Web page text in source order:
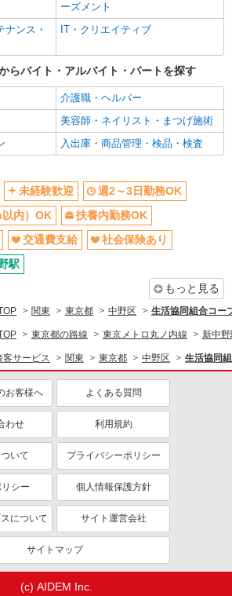
ライフ中野坂上店 東京都中野区中央1-36-3
ード842）
出し（商品陳列）
時給1,265円
ライフ東中野店 東京都中野区東中野3-9-7
詳細を見る
ド640）
ライフ南台店 東京都中野区南台2-51-7
詳細を見る
コード833）
カリー
時給1,235円以上
ライフ中野駅前店 東京都中野区中野5-33-13
詳細を見る
す
販売・接客サービス
す
週2～3日勤務OK
交通費支給
ーズメント
ナンス・
IT・クリエイティブ
らバイト・アルバイト・パートを探す
介護職・ヘルパー
美容師・ネイリスト・まつげ施術
入出庫・商品管理・検品・検査
未経験歓迎
週2～3日勤務OK
内）OK
扶養内勤務OK
交通費支給
社会保険あり
駅
もっと見る
関東 東京都 中野区 生活協同組合コー
東京都の路線 東京メトロ丸ノ内線 新中
客サービス 関東 東京都 中野区 生活協同
お客様へ よくある質問
わせ 利用規約
いて プライバシーポリシー
シー 個人情報保護方針
について サイト運営会社
サイトマップ
(c) AIDEM Inc.